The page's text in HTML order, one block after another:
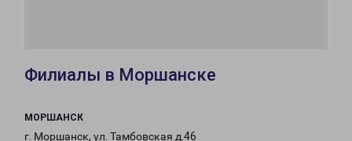
Филиалы в Моршанске
МОРШАНСК
г. Моршанск, ул. Тамбовская д.46